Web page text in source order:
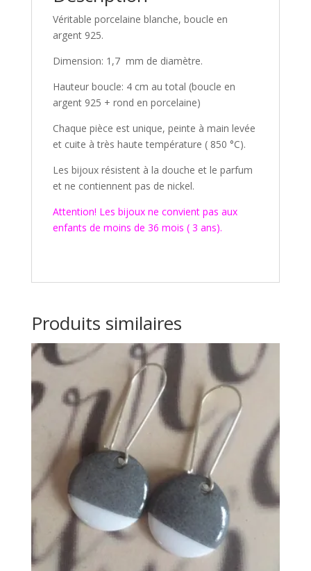
Véritable porcelaine blanche, boucle en
argent 925.
Dimension: 1,7 mm de diamètre.
Hauteur boucle: 4 cm au total (boucle en
argent 925 + rond en porcelaine)
Chaque pièce est unique, peinte à main levée
et cuite à très haute température ( 850 °C).
Les bijoux résistent à la douche et le parfum
et ne contiennent pas de nickel.
Attention! Les bijoux ne convient pas aux
enfants de moins de 36 mois ( 3 ans).
Produits similaires